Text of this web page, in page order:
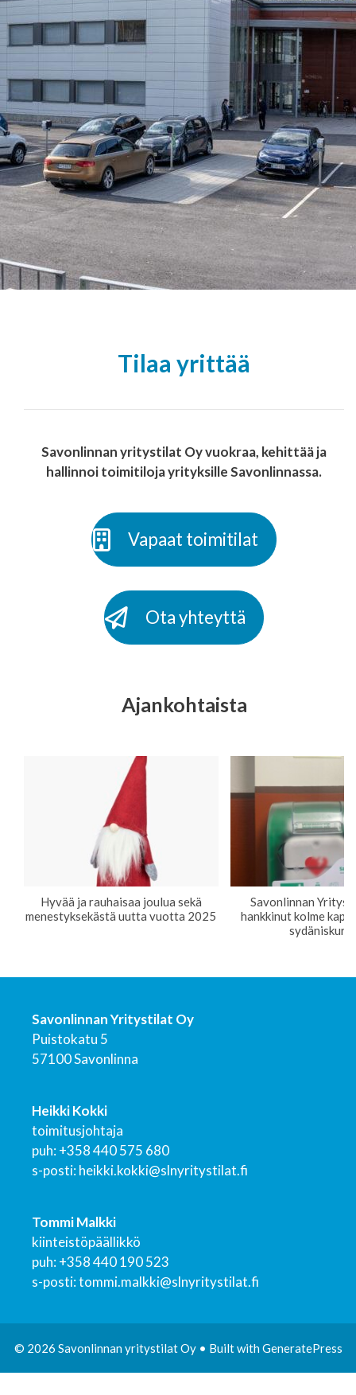
Tilaa yrittää
Savonlinnan yritystilat Oy vuokraa, kehittää ja
hallinnoi toimitiloja yrityksille Savonlinnassa.
Vapaat toimitilat
Ota yhteyttä
Ajankohtaista
Hyvää ja rauhaisaa joulua sekä
menestyksekästä uutta vuotta 2025
Savonlinnan
hankkinut kolme
Savonlinnan Yritystilat Oy
Puistokatu 5
57100 Savonlinna
Heikki Kokki
toimitusjohtaja
puh: +358 440 575 680
s-posti: heikki.kokki@slnyritystilat.fi
Tommi Malkki
kiinteistöpäällikkö
puh: +358 440 190 523
s-posti: tommi.malkki@slnyritystilat.fi
© 2026 Savonlinnan yritystilat Oy• Built withGeneratePress